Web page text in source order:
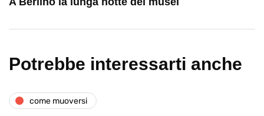
Potrebbe interessarti anche
come muoversi